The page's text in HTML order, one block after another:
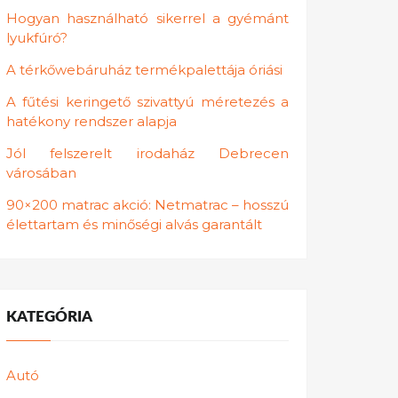
Hogyan használható sikerrel a gyémánt
lyukfúró?
A térkőwebáruház termékpalettája óriási
A fűtési keringető szivattyú méretezés a
hatékony rendszer alapja
Jól felszerelt irodaház Debrecen
városában
90×200 matrac akció: Netmatrac – hosszú
élettartam és minőségi alvás garantált
KATEGÓRIA
Autó